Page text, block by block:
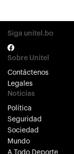
Siga unitel.bo
Sobre Unitel
Contáctenos
Legales
Noticias
Política
Seguridad
Sociedad
Mundo
A Todo Deporte